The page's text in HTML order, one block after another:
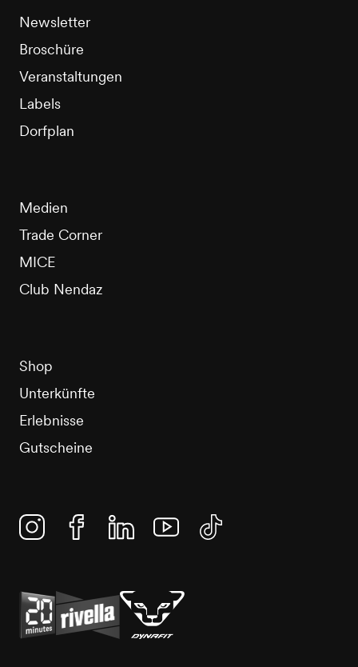
Newsletter
Broschüre
Veranstaltungen
Labels
Dorfplan
Medien
Trade Corner
MICE
Club Nendaz
Shop
Unterkünfte
Erlebnisse
Gutscheine